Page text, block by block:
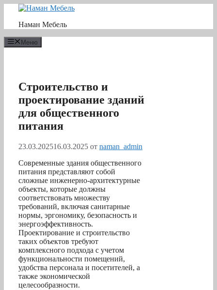
Перейти
содержимому
Наман Мебель
Меню
Строительство и
проектирование зданий
для общественного
питания
23.03.202516.03.2025 от naman_admin
Современные здания общественного
питания представляют собой
сложные инженерно-архитектурные
объекты, которые должны
соответствовать множеству
требований, включая санитарные
нормы, эргономику, безопасность и
энергоэффективность.
Проектирование и строительство
таких объектов требуют
комплексного подхода с учетом
функциональности помещений,
удобства персонала и посетителей, а
также экономической
целесообразности.